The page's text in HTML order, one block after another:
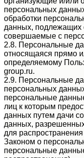
персональных
обработки
данных, подлежащих
совершаемые с
2.8. Персональные
относящаяся прямо
определяемому
group.ru.
2.9. Персональные
персональных
персональные
лиц к которым
данных путем дачи
данных,
для
Законом о
персональные